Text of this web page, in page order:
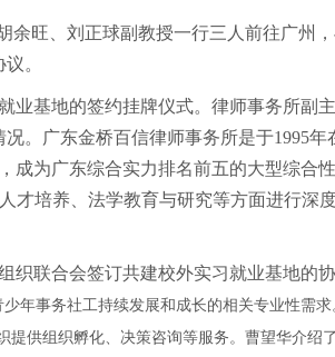
余旺、刘正球副教授一行三人前往广州
。
业基地的签约挂牌仪式。律师事务所副
。广东金桥百信律师事务所是于1995年
成为广东综合实力排名前五的大型综合
才培养、法学教育与研究等方面进行深
织联合会签订共建校外实习就业基地的
年事务社工持续发展和成长的相关专业性需
供组织孵化、决策咨询等服务。曹望华介绍